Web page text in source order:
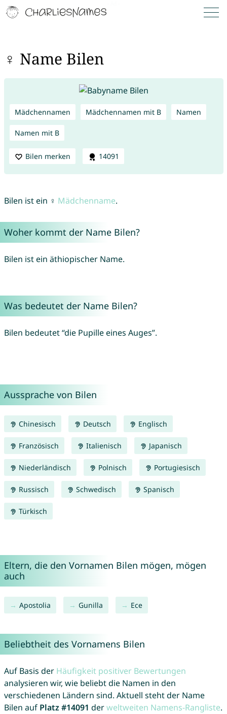
♀ Name Bilen
Mädchennamen Mädchennamen mit B Namen
Namen mit B
Bilen merken 14091
Bilen ist ein ♀ Mädchenname.
Woher kommt der Name Bilen?
Bilen ist ein äthiopischer Name.
Was bedeutet der Name Bilen?
Bilen bedeutet “die Pupille eines Auges”.
Aussprache von Bilen
Chinesisch Deutsch Englisch
Französisch Italienisch Japanisch
Niederländisch Polnisch Portugiesisch
Russisch Schwedisch Spanisch
Türkisch
Eltern, die den Vornamen Bilen mögen, mögen
auch
Apostolia Gunilla Ece
Beliebtheit des Vornamens Bilen
Auf Basis der Häufigkeit positiver Bewertungen
analysieren wir, wie beliebt die Namen in den
verschiedenen Ländern sind. Aktuell steht der Name
Bilen auf Platz #14091 derweltweiten Namens-Rangliste.